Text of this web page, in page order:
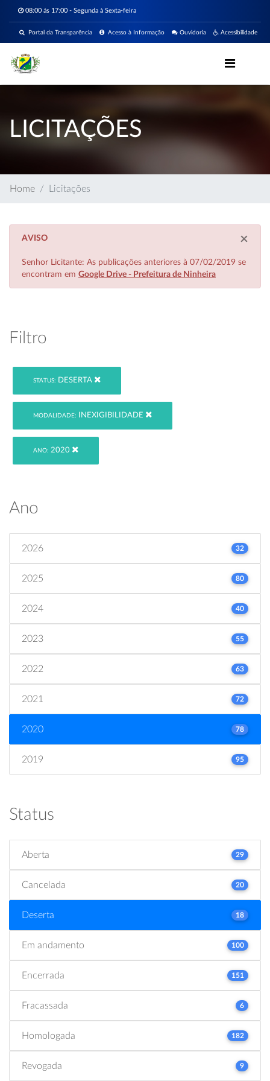
08:00 ás 17:00 - Segunda à Sexta-feira
Acessibilidade
Ouvidoria
Acesso à Informação
Portal da Transparência
LICITAÇÕES
Home Licitações
×
AVISO
Senhor Licitante: As publicações anteriores à 07/02/2019 se
encontram em Google Drive - Prefeitura de Ninheira
Filtro
STATUS: DESERTA
MODALIDADE: INEXIGIBILIDADE
ANO: 2020
Ano
2026 32
2025 80
2024 40
2023 55
2022 63
2021 72
2020 78
2019 95
Status
Aberta 29
Cancelada 20
Deserta 18
Em andamento 100
Encerrada 151
Fracassada 6
Homologada 182
Revogada 9